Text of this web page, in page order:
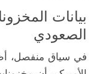
بيانات
الصعودي
في سياق منفصل،